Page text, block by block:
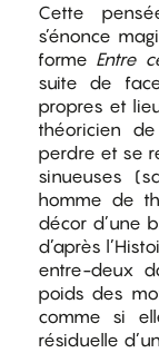
Cette
s’énonce
forme Entre
suite de
propres et
théoricien
perdre et se
sinueuses
homme de
décor d’une
d’après
entre-deux
poids des
comme si
résiduelle